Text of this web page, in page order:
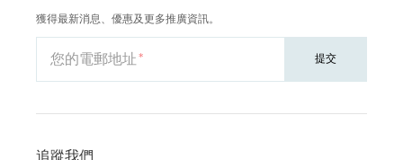
獲得最新消息、優惠及更多推廣資訊。
您的電郵地址 提交